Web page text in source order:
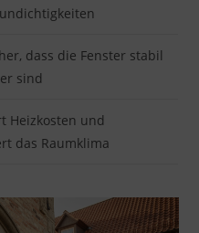
dass die Fenster stabil
sind
Heizkosten und
das Raumklima